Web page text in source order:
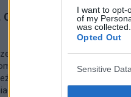
I want to opt-
of my
was collected.
Opted Out
Sensitive
Czy to przełom w
ale również
leczenie chorych
farmaceutyki, które